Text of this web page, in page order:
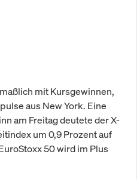
mit Kursgewinnen,
aus New York. Eine
am Freitag deutete der X-
um 0,9 Prozent auf
50 wird im Plus